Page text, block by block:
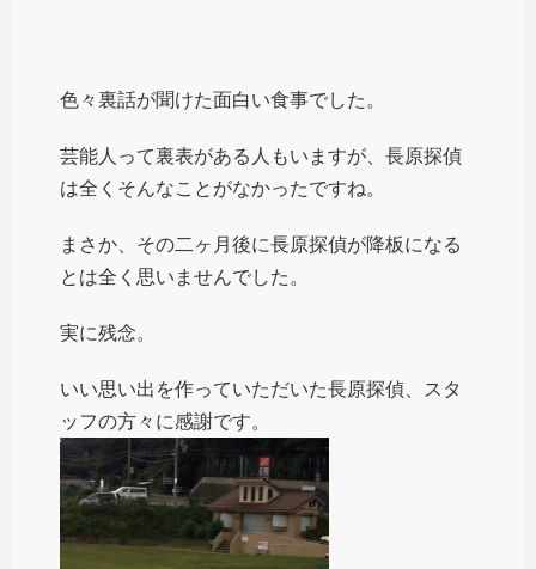
色々裏話が聞けた面白い食事でした。
芸能人って裏表がある人もいますが、長原探偵
は全くそんなことがなかったですね。
まさか、その二ヶ月後に長原探偵が降板になる
とは全く思いませんでした。
実に残念。
いい思い出を作っていただいた長原探偵、スタ
ッフの方々に感謝です。